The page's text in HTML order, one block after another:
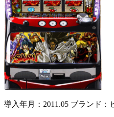
導入年月：2011.05 ブランド：